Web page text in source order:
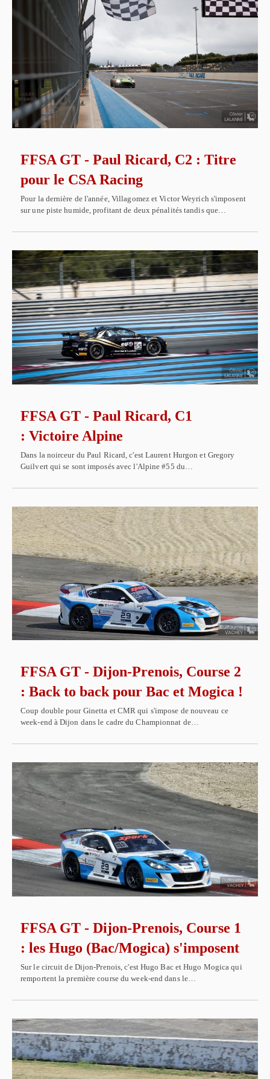
FFSA GT - Paul Ricard, C2 : Titre
pour le CSA Racing
Pour la dernière de l'année, Villagomez et Victor Weyrich s'imposent
sur une piste humide, profitant de deux pénalités tandis que…
FFSA GT - Paul Ricard, C1
: Victoire Alpine
Dans la noirceur du Paul Ricard, c'est Laurent Hurgon et Gregory
Guilvert qui se sont imposés avec l'Alpine #55 du…
FFSA GT - Dijon-Prenois, Course 2
: Back to back pour Bac et Mogica !
Coup double pour Ginetta et CMR qui s'impose de nouveau ce
week-end à Dijon dans le cadre du Championnat de…
FFSA GT - Dijon-Prenois, Course 1
: les Hugo (Bac/Mogica) s'imposent
Sur le circuit de Dijon-Prenois, c'est Hugo Bac et Hugo Mogica qui
remportent la première course du week-end dans le…